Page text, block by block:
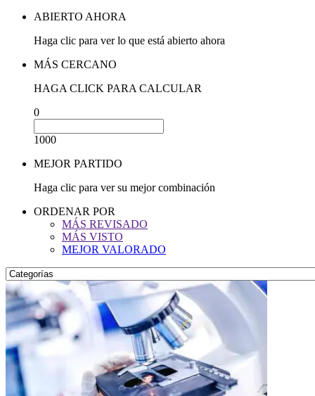
ABIERTO AHORA
Haga clic para ver lo que está abierto ahora
MÁS CERCANO
HAGA CLICK PARA CALCULAR
0
1000
MEJOR PARTIDO
Haga clic para ver su mejor combinación
ORDENAR POR
MÁS REVISADO
MÁS VISTO
MEJOR VALORADO